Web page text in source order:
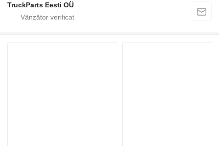
TruckParts Eesti OÜ